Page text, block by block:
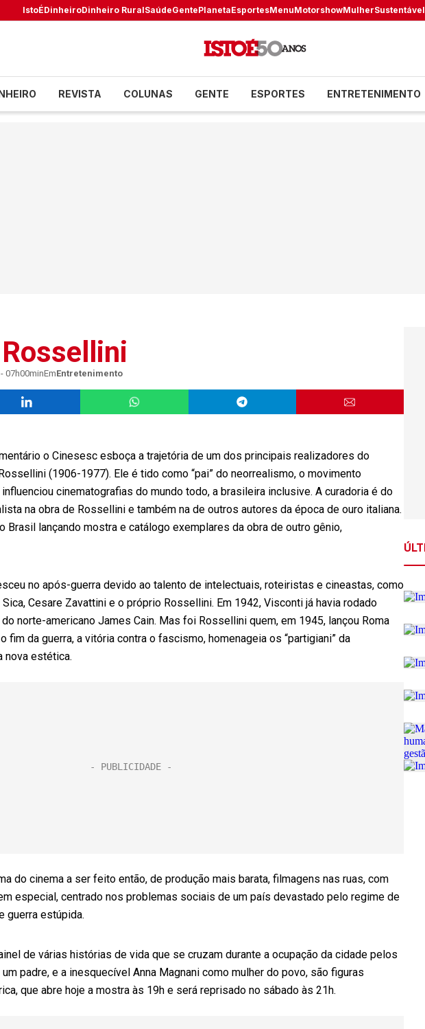
IstoÉDinheiroDinheiro RuralSaúdeGentePlanetaEsportesMenuMotorshowMulherSustentável
REVISTA COLUNAS GENTE ESPORTES ENTRETENIMENTO
07h00minEmEntretenimento
o Cinesesc esboça a trajetória de um dos principais realizadores do
(1906-1977). Ele é tido como “pai” do neorrealismo, o movimento
cinematografias do mundo todo, a brasileira inclusive. A curadoria é do
na obra de Rossellini e também na de outros autores da época de ouro italiana.
Brasil lançando mostra e catálogo exemplares da obra de outro gênio,
no após-guerra devido ao talento de intelectuais, roteiristas e cineastas, como
Cesare Zavattini e o próprio Rossellini. Em 1942, Visconti já havia rodado
norte-americano James Cain. Mas foi Rossellini quem, em 1945, lançou Roma
fim da guerra, a vitória contra o fascismo, homenageia os “partigiani” da
nova estética.
do cinema a ser feito então, de produção mais barata, filmagens nas ruas, com
especial, centrado nos problemas sociais de um país devastado pelo regime de
guerra estúpida.
de várias histórias de vida que se cruzam durante a ocupação da cidade pelos
padre, e a inesquecível Anna Magnani como mulher do povo, são figuras
que abre hoje a mostra às 19h e será reprisado no sábado às 21h.